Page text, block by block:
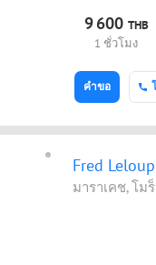
9600 THB
1 ชั่วโมง
คำขอ
Fred Leloup
มาราเคช, โม